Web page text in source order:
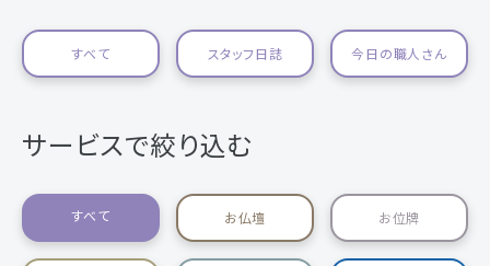
すべて スタッフ日誌 今日の職人さん
サービスで絞り込む
すべて お仏壇 お位牌